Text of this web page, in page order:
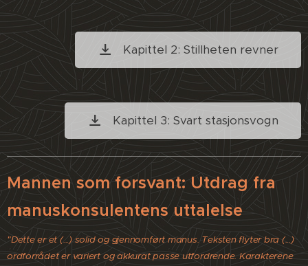
Kapittel 2: Stillheten revner
Kapittel 3: Svart stasjonsvogn
Mannen som forsvant: Utdrag fra
manuskonsulentens uttalelse
"Dette er et (...) solid og gjennomført manus. Teksten flyter bra (...)
ordforrådet er variert og akkurat passe utfordrende. Karakterene